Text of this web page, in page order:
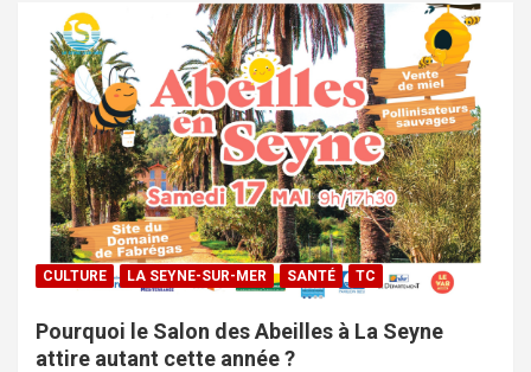
CULTURE LA SEYNE-SUR-MER SANTÉ TC
Pourquoi le Salon des Abeilles à La Seyne
attire autant cette année ?